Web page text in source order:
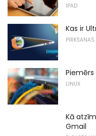
IPAD
Kas ir
PIRKŠANAS
LINUX
Kā
Gmail